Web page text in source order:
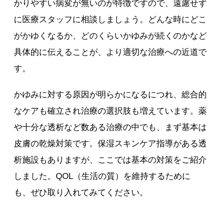
かりやすい病変が無いのが特徴ですので、遠慮せず
に医療スタッフに相談しましょう。どんな時にどこ
がかゆくなるか、どのくらいかゆみが続くのかなど
具体的に伝えることが、より適切な治療への近道で
す。
かゆみに対する原因が明らかになるにつれ、総合的
なケアも確立され治療の選択肢も増えています。薬
や十分な透析など数ある治療の中でも、まず基本は
皮膚の乾燥対策です。保湿スキンケア指導がある透
析施設もありますが、ここでは基本の対策をご紹介
しました。QOL（生活の質）を維持するために
も、ぜひ取り入れてみてください。